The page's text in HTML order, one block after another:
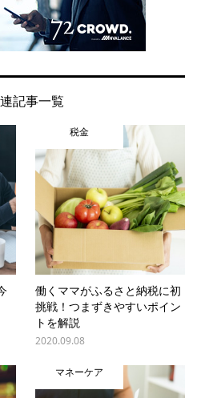
記事一覧
税金
働くママがふるさと納税に初
挑戦！つまずきやすいポイン
トを解説
2020.09.08
マネーケア